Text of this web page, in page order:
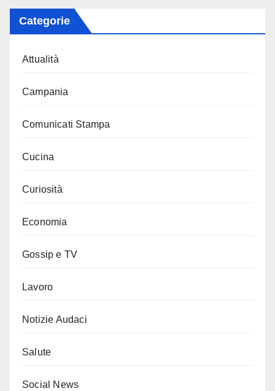
Categorie
Attualità
Campania
Comunicati Stampa
Cucina
Curiosità
Economia
Gossip e TV
Lavoro
Notizie Audaci
Salute
Social News